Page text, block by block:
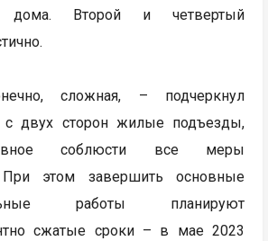
дома. Второй и четвертый
сложная, – подчеркнул
с двух сторон жилые подъезды,
соблюсти все меры
При этом завершить основные
работы планируют
сжатые сроки – в мае 2023